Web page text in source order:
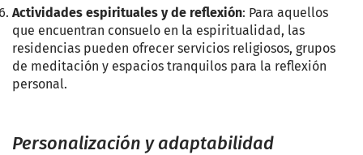
Actividades espirituales y de reflexión: Para aquellos
que encuentran consuelo en la espiritualidad, las
residencias pueden ofrecer servicios religiosos, grupos
de meditación y espacios tranquilos para la reflexión
personal.
Personalización y adaptabilidad